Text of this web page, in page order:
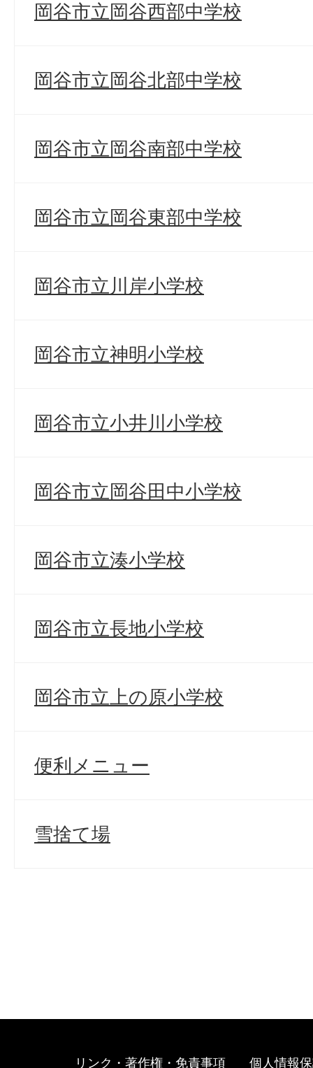
岡谷市立岡谷西部中学校
岡谷市立岡谷北部中学校
岡谷市立岡谷南部中学校
岡谷市立岡谷東部中学校
岡谷市立川岸小学校
岡谷市立神明小学校
岡谷市立小井川小学校
岡谷市立岡谷田中小学校
岡谷市立湊小学校
岡谷市立長地小学校
岡谷市立上の原小学校
便利メニュー
雪捨て場
リンク・著作権・免責事項 個人情報